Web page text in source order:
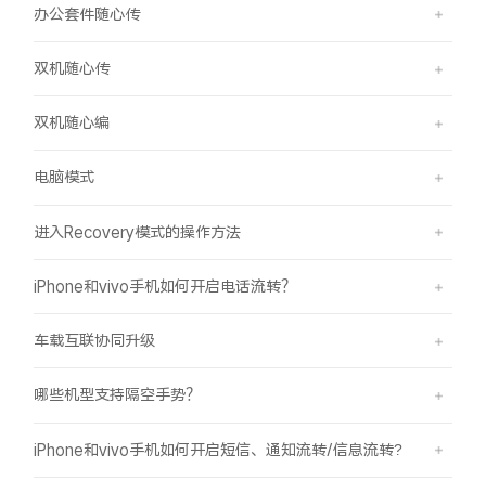
办公套件随心传
双机随心传
双机随心编
电脑模式
进入Recovery模式的操作方法
iPhone和vivo手机如何开启电话流转？
车载互联协同升级
哪些机型支持隔空手势？
iPhone和vivo手机如何开启短信、通知流转/信息流转?